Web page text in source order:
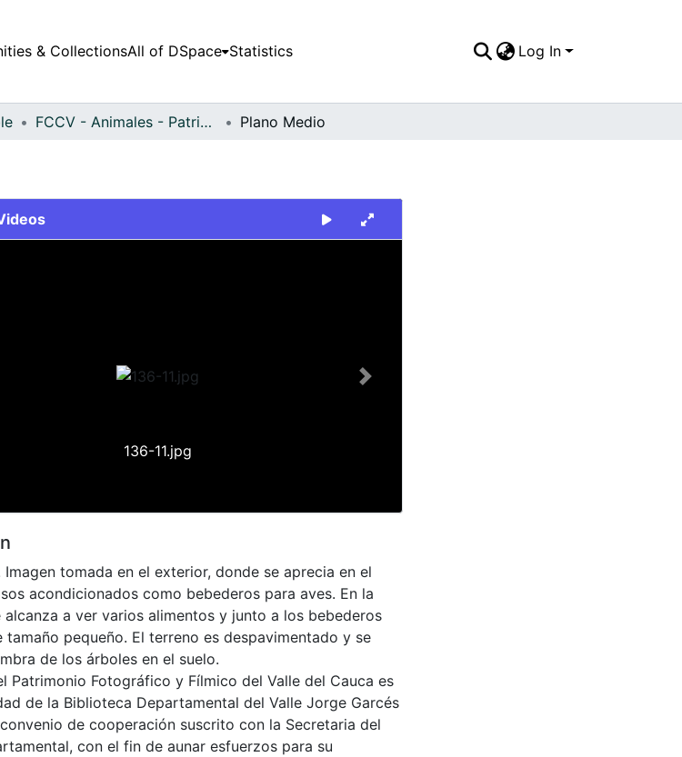
& CollectionsAll of DSpace Statistics Log In
FCCV - Animales - Patrimonial Plano Medio
136-11.jpg
Next
Imagen tomada en el exterior, donde se aprecia en el
acondicionados como bebederos para aves. En la
alcanza a ver varios alimentos y junto a los bebederos
tamaño pequeño. El terreno es despavimentado y se
de los árboles en el suelo.
Patrimonio Fotográfico y Fílmico del Valle del Cauca es
de la Biblioteca Departamental del Valle Jorge Garcés
de cooperación suscrito con la Secretaria del
con el fin de aunar esfuerzos para su